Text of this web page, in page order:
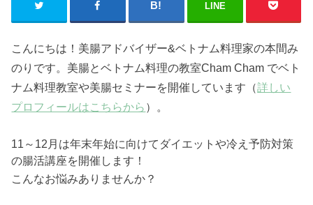
LINE
こんにちは！美腸アドバイザー&ベトナム料理家の本間み
のりです。美腸とベトナム料理の教室Cham Cham でベト
ナム料理教室や美腸セミナーを開催しています（詳しい
プロフィールはこちらから ）。
11～12月は年末年始に向けてダイエットや冷え予防対策
の腸活講座を開催します！
こんなお悩みありませんか？